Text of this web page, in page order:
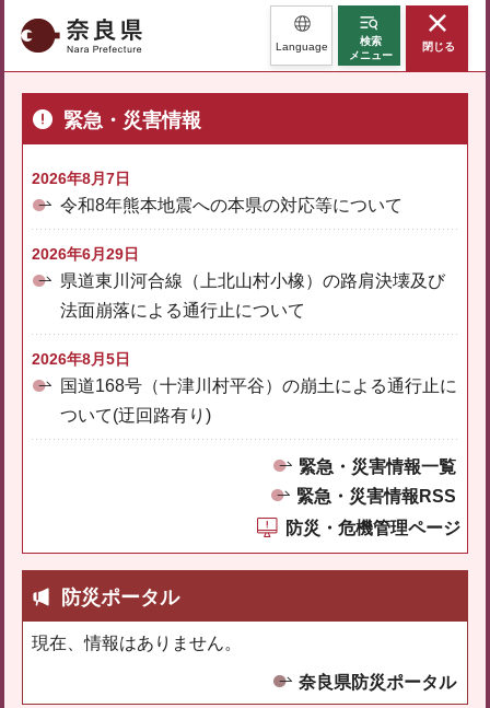
奈良県 Language
検索
メニュー
閉じる
緊急・災害情報
2026年8月7日
令和8年熊本地震への本県の対応等について
2026年6月29日
県道東川河合線（上北山村小橡）の路肩決壊及び
法面崩落による通行止について
2026年8月5日
国道168号（十津川村平谷）の崩土による通行止に
ついて(迂回路有り)
緊急・災害情報一覧
緊急・災害情報RSS
防災・危機管理ページ
防災ポータル
現在、情報はありません。
奈良県防災ポータル